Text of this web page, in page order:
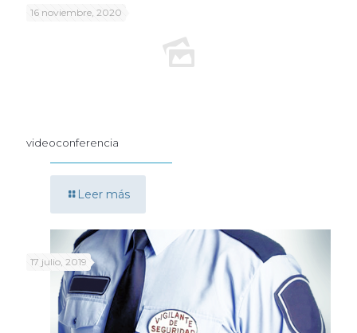
16 noviembre, 2020
videoconferencia
Leer más
17 julio, 2019